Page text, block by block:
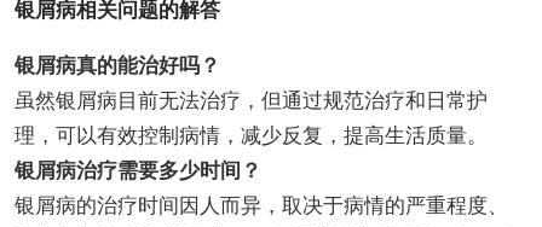
银屑病相关问题的解答
银屑病真的能治好吗？
虽然银屑病目前无法治疗，但通过规范治疗和日常护
理，可以有效控制病情，减少反复，提高生活质量。
银屑病治疗需要多少时间？
银屑病的治疗时间因人而异，取决于病情的严重程度、